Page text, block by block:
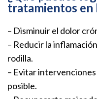
tratamientos en
– Disminuir el dolor
– Reducir la
rodilla.
– Evitar
posible.